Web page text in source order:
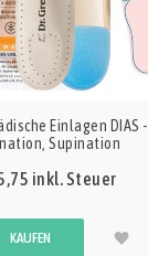
Einlagen DIAS -
Supination
inkl. Steuer
KAUFEN